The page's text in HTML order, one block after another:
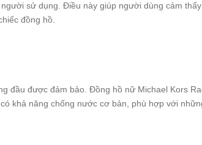
sử dụng. Điều này giúp người dùng cảm
đồng hồ.
đầu được đảm bảo. Đồng hồ nữ Michael Kors
khả năng chống nước cơ bản, phù hợp với